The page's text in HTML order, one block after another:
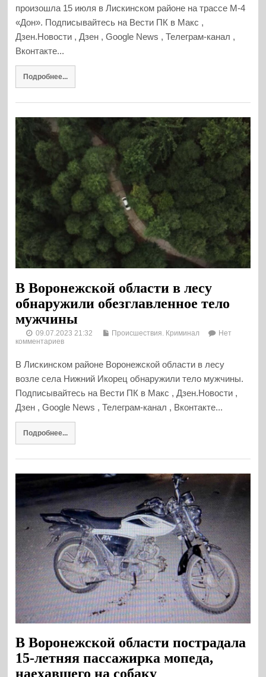
произошла 15 июля в Лискинском районе на трассе М-4
«Дон». Подписывайтесь на Вести ПК в Макс ,
Дзен.Новости , Дзен , Google News , Телеграм-канал ,
Вконтакте...
Подробнее...
В Воронежской области в лесу
обнаружили обезглавленное тело
мужчины
09.07.2023 21:32 Происшествия. Криминал
Нет
комментариев
В Лискинском районе Воронежской области в лесу
возле села Нижний Икорец обнаружили тело мужчины.
Подписывайтесь на Вести ПК в Макс , Дзен.Новости ,
Дзен , Google News , Телеграм-канал , Вконтакте...
Подробнее...
В Воронежской области пострадала
15-летняя пассажирка мопеда,
наехавшего на собаку